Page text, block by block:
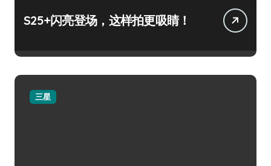
S25+闪亮登场，这样拍更吸睛！
三星